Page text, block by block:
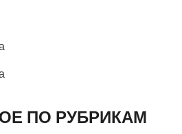
ПО РУБРИКАМ